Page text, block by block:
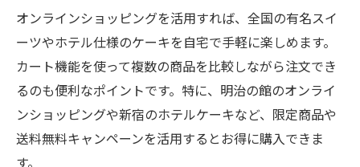
オンラインショッピングを活用すれば、全国の有名スイ
ーツやホテル仕様のケーキを自宅で手軽に楽しめます。
カート機能を使って複数の商品を比較しながら注文でき
るのも便利なポイントです。特に、明治の館のオンライ
ンショッピングや新宿のホテルケーキなど、限定商品や
送料無料キャンペーンを活用するとお得に購入できま